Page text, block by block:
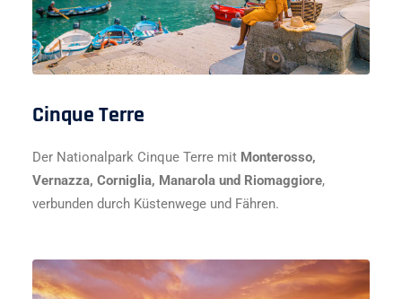
Cinque Terre
Der Nationalpark Cinque Terre mit Monterosso,
Vernazza, Corniglia, Manarola und Riomaggiore,
verbunden durch Küstenwege und Fähren.